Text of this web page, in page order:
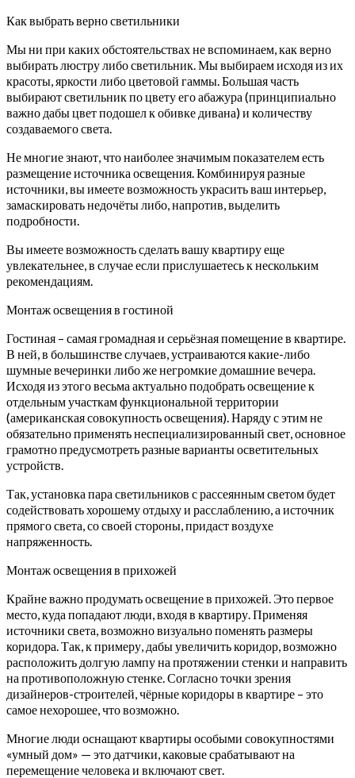
Как выбрать верно светильники
Мы ни при каких обстоятельствах не вспоминаем, как верно
выбирать люстру либо светильник. Мы выбираем исходя из их
красоты, яркости либо цветовой гаммы. Большая часть
выбирают светильник по цвету его абажура (принципиально
важно дабы цвет подошел к обивке дивана) и количеству
создаваемого света.
Не многие знают, что наиболее значимым показателем есть
размещение источника освещения. Комбинируя разные
источники, вы имеете возможность украсить ваш интерьер,
замаскировать недочёты либо, напротив, выделить
подробности.
Вы имеете возможность сделать вашу квартиру еще
увлекательнее, в случае если прислушаетесь к нескольким
рекомендациям.
Монтаж освещения в гостиной
Гостиная – самая громадная и серьёзная помещение в квартире.
В ней, в большинстве случаев, устраиваются какие-либо
шумные вечеринки либо же негромкие домашние вечера.
Исходя из этого весьма актуально подобрать освещение к
отдельным участкам функциональной территории
(американская совокупность освещения). Наряду с этим не
обязательно применять неспециализированный свет, основное
грамотно предусмотреть разные варианты осветительных
устройств.
Так, установка пара светильников с рассеянным светом будет
содействовать хорошему отдыху и расслаблению, а источник
прямого света, со своей стороны, придаст воздухе
напряженность.
Монтаж освещения в прихожей
Крайне важно продумать освещение в прихожей. Это первое
место, куда попадают люди, входя в квартиру. Применяя
источники света, возможно визуально поменять размеры
коридора. Так, к примеру, дабы увеличить коридор, возможно
расположить долгую лампу на протяжении стенки и направить
на противоположную стенке. Согласно точки зрения
дизайнеров-строителей, чёрные коридоры в квартире – это
самое нехорошее, что возможно.
Многие люди оснащают квартиры особыми совокупностями
«умный дом» — это датчики, каковые срабатывают на
перемещение человека и включают свет.